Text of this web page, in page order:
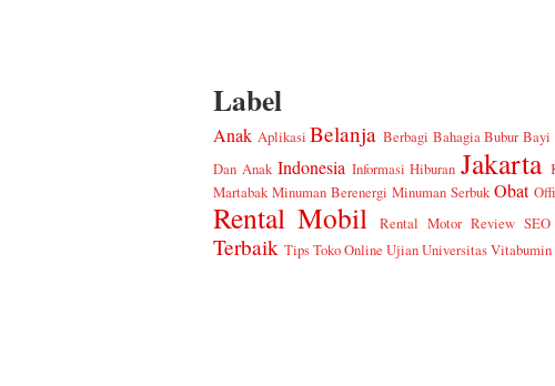
Label
Anak Aplikasi Belanja Berbagi Bahagia Bubur Bayi
Dan Anak Indonesia Informasi Hiburan Jakarta
Martabak Minuman Berenergi Minuman Serbuk Obat
Rental Mobil Rental Motor Review SEO
Terbaik TipsToko Online UjianUniversitasVitabumin